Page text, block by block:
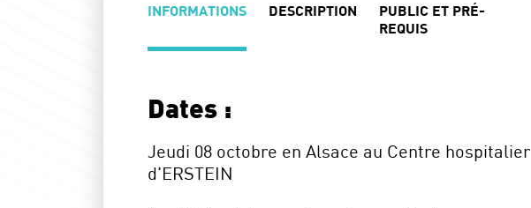
INFORMATIONS DESCRIPTION
PUBLIC ET PRÉ-
REQUIS
Dates :
Jeudi 08 octobre en Alsace au Centre hospitalier
d'ERSTEIN